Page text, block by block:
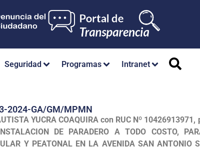
Seguridad Programas Intranet
2024-GA/GM/MPMN
YUCRA COAQUIRA con RUC Nº
DE PARADERO A TODO COSTO,
Y PEATONAL EN LA AVENIDA SAN ANTONIO